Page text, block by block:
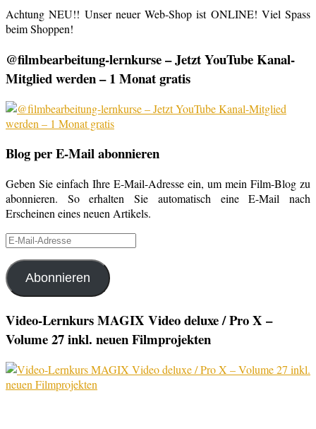
Achtung NEU!! Unser neuer Web-Shop ist ONLINE! Viel Spass
beim Shoppen!
@filmbearbeitung-lernkurse – Jetzt YouTube Kanal-
Mitglied werden – 1 Monat gratis
Blog per E-Mail abonnieren
Geben Sie einfach Ihre E-Mail-Adresse ein, um mein Film-Blog zu
abonnieren. So erhalten Sie automatisch eine E-Mail nach
Erscheinen eines neuen Artikels.
E-
Adresse
Abonnieren
Video-Lernkurs MAGIX Video deluxe / Pro X –
Volume 27 inkl. neuen Filmprojekten